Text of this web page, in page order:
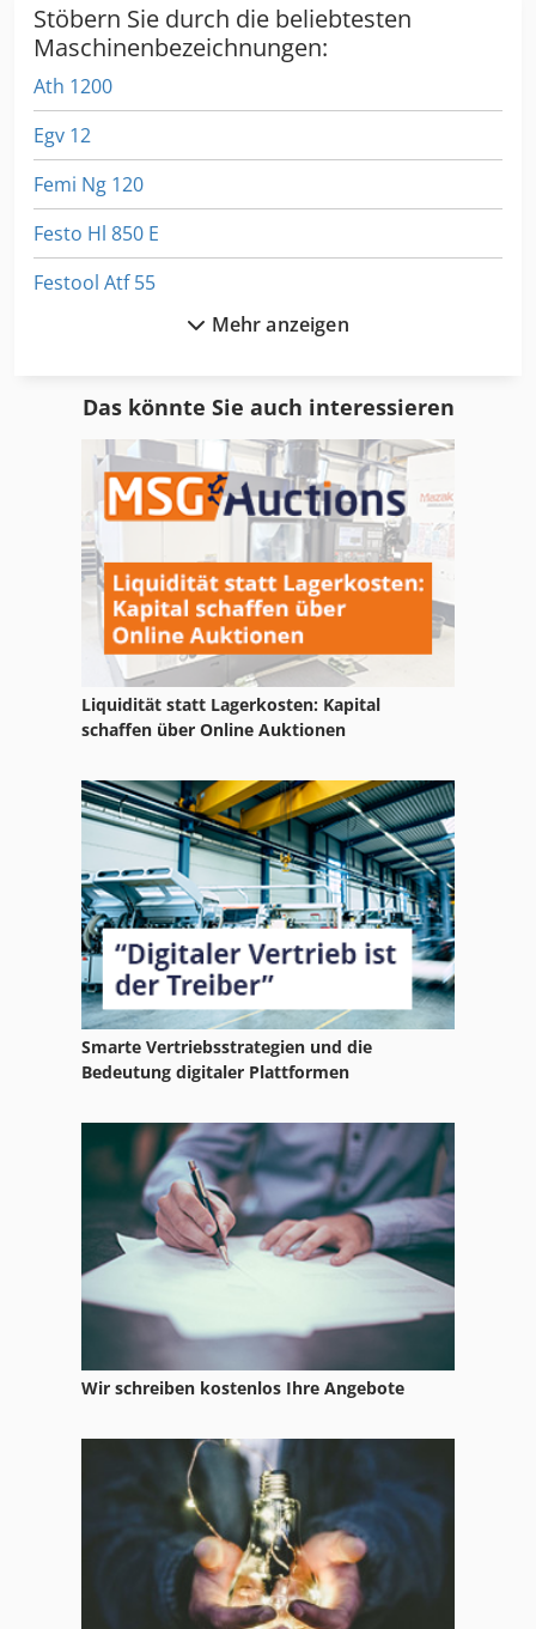
Stöbern Sie durch die beliebtesten
Maschinenbezeichnungen:
Ath 1200
Egv 12
Femi Ng 120
Festo Hl 850 E
Festool Atf 55
Festool Basis Plus
Festool Ctl 22 Esg
Festool Fs 1400
Festool Kantenanleimer Conturo Ka 65 Set
Festool Kapex Ks 120
Festool Of 1010 Ebq
Festool Of 1400
Festool Ts 55 Ebq
Festool Ts 75 Ebq
Fs 520
Ks 205
Kx 121
Sac Ts 120
Selco Eb 95
Wd 1200 30
Mehr anzeigen
Das könnte Sie auch interessieren
Liquidität statt Lagerkosten: Kapital
schaffen über Online Auktionen
Smarte Vertriebsstrategien und die
Bedeutung digitaler Plattformen
Wir schreiben kostenlos Ihre Angebote